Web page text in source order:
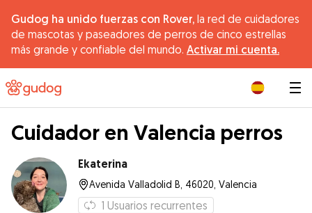
Gudog ha unido fuerzas con Rover, la red de cuidadores
de mascotas y paseadores de perros de cinco estrellas
más grande y confiable del mundo. Activar mi cuenta.
Cuidador en Valencia perros
Ekaterina
Avenida Valladolid B, 46020, Valencia
1 Usuarios recurrentes